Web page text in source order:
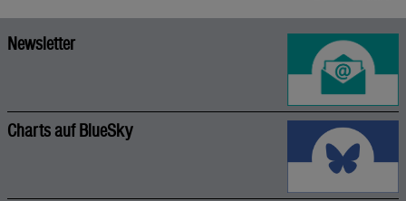
Newsletter
Charts auf BlueSky